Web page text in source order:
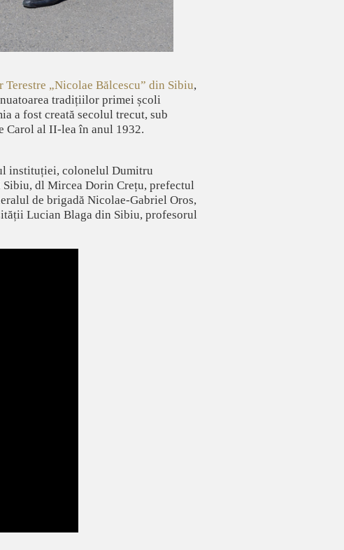
Terestre „Nicolae Bălcescu” din Sibiu,
tradițiilor primei școli
a fost creată secolul trecut, sub
Carol al II-lea în anul 1932.
instituției, colonelul Dumitru
dl Mircea Dorin Crețu, prefectul
de brigadă Nicolae-Gabriel Oros,
Lucian Blaga din Sibiu, profesorul